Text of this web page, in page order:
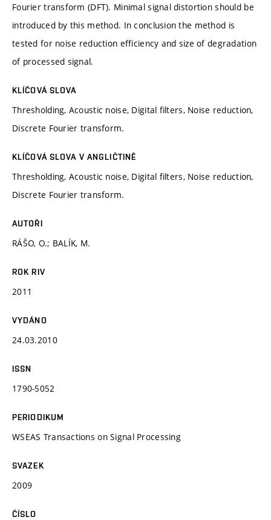
Fourier transform (DFT). Minimal signal distortion should be
introduced by this method. In conclusion the method is
tested for noise reduction efficiency and size of degradation
of processed signal.
KLÍČOVÁ SLOVA
Thresholding, Acoustic noise, Digital filters, Noise reduction,
Discrete Fourier transform.
KLÍČOVÁ SLOVA V ANGLIČTINĚ
Thresholding, Acoustic noise, Digital filters, Noise reduction,
Discrete Fourier transform.
AUTOŘI
RÁŠO, O.; BALÍK, M.
ROK RIV
2011
VYDÁNO
24.03.2010
ISSN
1790-5052
PERIODIKUM
WSEAS Transactions on Signal Processing
SVAZEK
2009
ČÍSLO